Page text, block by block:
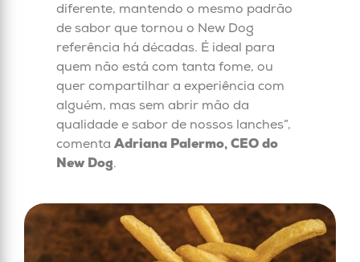
diferente, mantendo o mesmo padrão
de sabor que tornou o New Dog
referência há décadas. É ideal para
quem não está com tanta fome, ou
quer compartilhar a experiência com
alguém, mas sem abrir mão da
qualidade e sabor de nossos lanches”,
comenta Adriana Palermo, CEO do
New Dog.